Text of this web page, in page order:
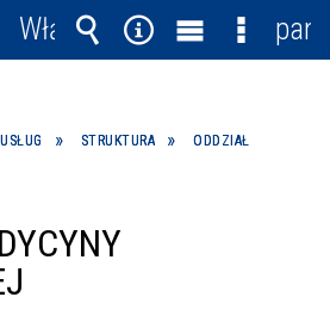
STRUKTURA
ODDZIAŁ
Włącz
powiadomienia
Wyszukiwarka
Narzędzia
MenuMenu